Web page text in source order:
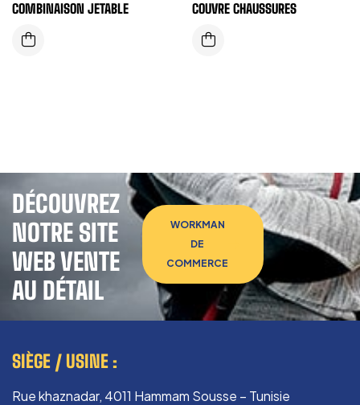
COMBINAISON JETABLE COUVRE CHAUSSURES
DÉCOUVREZ
NOTRE SITE
WEB VENTE
AU DÉTAIL
WORKMAN
DE
COMMERCE
SIÈGE / USINE :
Rue khaznadar, 4011 Hammam Sousse – Tunisie